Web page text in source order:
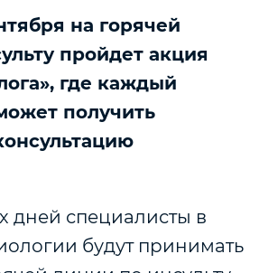
на горячей
пройдет акция
где каждый
получить
дней специалисты в
будут принимать